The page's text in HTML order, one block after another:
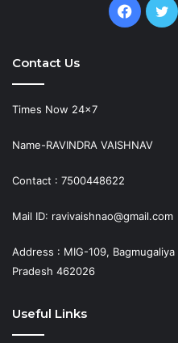
Contact Us
Times Now 24×7
Name-RAVINDRA VAISHNAV
Contact : 7500448622
Mail ID: ravivaishnao@gmail.com
Address : MIG-109,
Pradesh 462026
Useful Links